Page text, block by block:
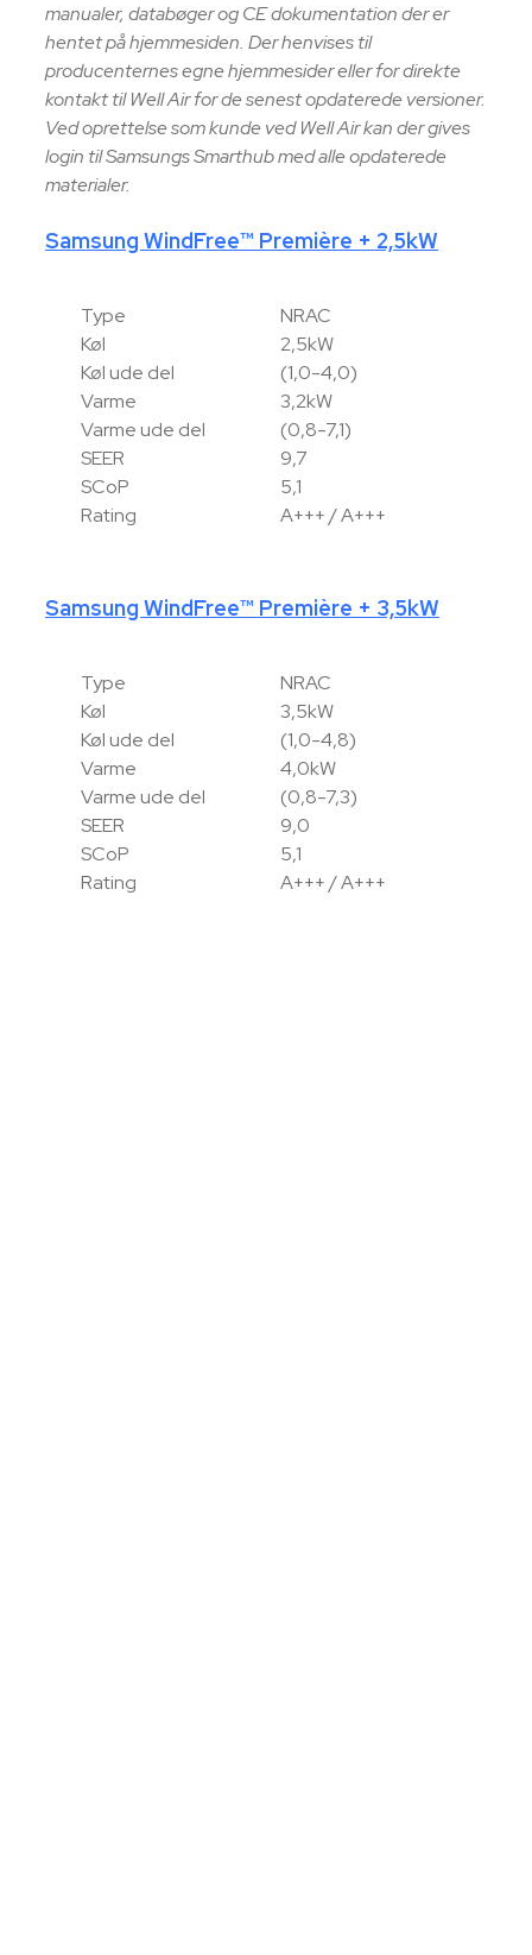
manualer, databøger og CE dokumentation der er
hentet på hjemmesiden. Der henvises til
producenternes egne hjemmesider eller for direkte
kontakt til Well Air for de senest opdaterede versioner.
Ved oprettelse som kunde ved Well Air kan der gives
login til Samsungs Smarthub med alle opdaterede
materialer.
Samsung WindFree™ Première + 2,5kW
Type
NRAC
Køl
2,5kW
Køl ude del
(1,0-4,0)
Varme
3,2kW
Varme ude del
(0,8-7,1)
SEER
9,7
SCoP
5,1
Rating
A+++ / A+++
Samsung WindFree™ Première + 3,5kW
Type
NRAC
Køl
3,5kW
Køl ude del
(1,0-4,8)
Varme
4,0kW
Varme ude del
(0,8-7,3)
SEER
9,0
SCoP
5,1
Rating
A+++ / A+++